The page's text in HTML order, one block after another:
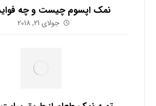
نمک اپسوم چیست و چه
جولای 21, 2018